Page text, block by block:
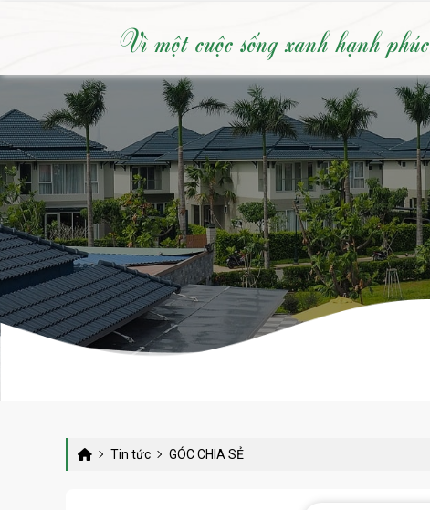
Vì một cuộc sống xanh hạnh phúc
Tin tức GÓC CHIA SẺ